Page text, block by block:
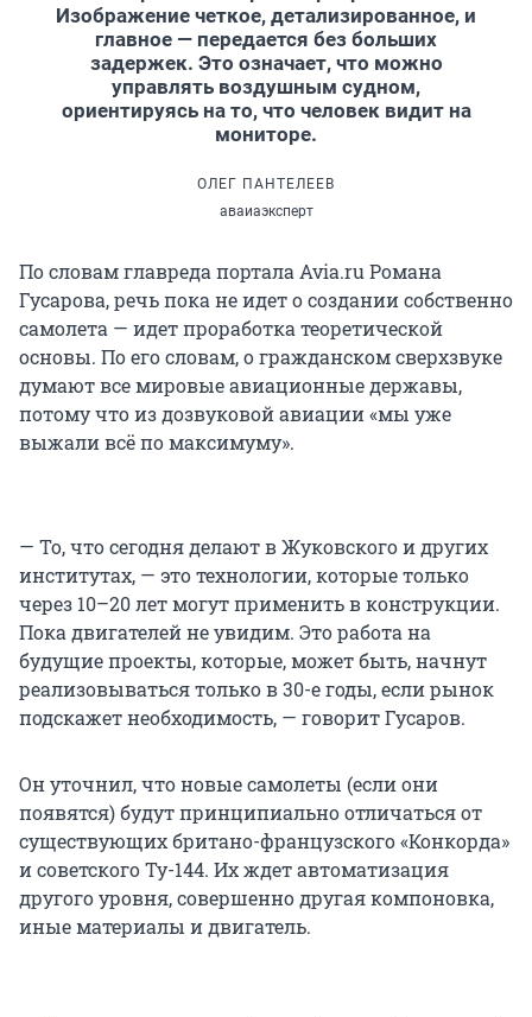
Изображение четкое, детализированное, и
главное — передается без больших
задержек. Это означает, что можно
управлять воздушным судном,
ориентируясь на то, что человек видит на
мониторе.
ОЛЕГ ПАНТЕЛЕЕВ
аваиаэксперт
По словам главреда портала Avia.ru Романа
Гусарова, речь пока не идет о создании собственно
самолета — идет проработка теоретической
основы. По его словам, о гражданском сверхзвуке
думают все мировые авиационные державы,
потому что из дозвуковой авиации «мы уже
выжали всё по максимуму».
— То, что сегодня делают в Жуковского и других
институтах, — это технологии, которые только
через 10–20 лет могут применить в конструкции.
Пока двигателей не увидим. Это работа на
будущие проекты, которые, может быть, начнут
реализовываться только в 30-е годы, если рынок
подскажет необходимость, — говорит Гусаров.
Он уточнил, что новые самолеты (если они
появятся) будут принципиально отличаться от
существующих британо-французского «Конкорда»
и советского Ту-144. Их ждет автоматизация
другого уровня, совершенно другая компоновка,
иные материалы и двигатель.